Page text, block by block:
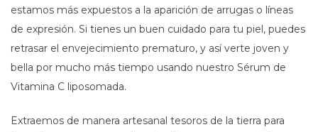
estamos más expuestos a la aparición de arrugas o líneas
de expresión. Si tienes un buen cuidado para tu piel, puedes
retrasar el envejecimiento prematuro, y así verte joven y
bella por mucho más tiempo usando nuestro Sérum de
Vitamina C liposomada.
Extraemos de manera artesanal tesoros de la tierra para